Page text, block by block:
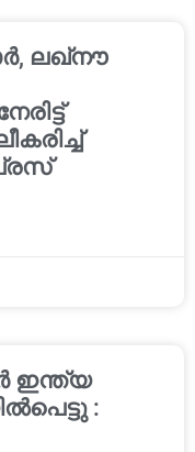
ലഖ്നൗ
ഇന്ത്യ
: